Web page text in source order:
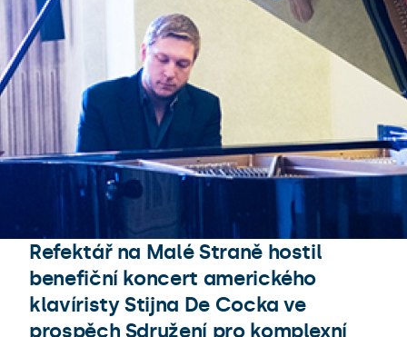
Refektář na Malé Straně hostil
benefiční koncert amerického
klavíristy Stijna De Cocka ve
prospěch Sdružení pro komplexní